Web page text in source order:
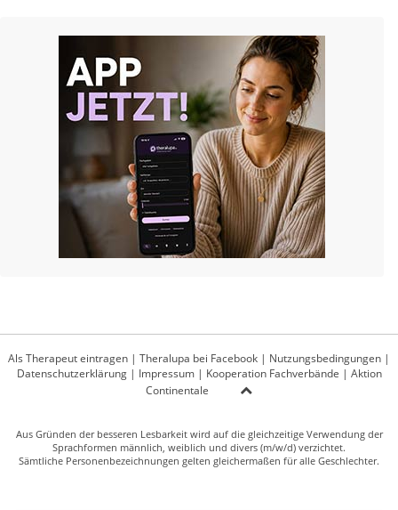
Als Therapeut eintragen | Theralupa bei Facebook | Nutzungsbedingungen |
Datenschutzerklärung| Impressum| Kooperation Fachverbände | Aktion
Continentale
Aus Gründen der besseren Lesbarkeit wird auf die gleichzeitige Verwendung der
Sprachformen männlich, weiblich und divers (m/w/d) verzichtet.
Sämtliche Personenbezeichnungen gelten gleichermaßen für alle Geschlechter.